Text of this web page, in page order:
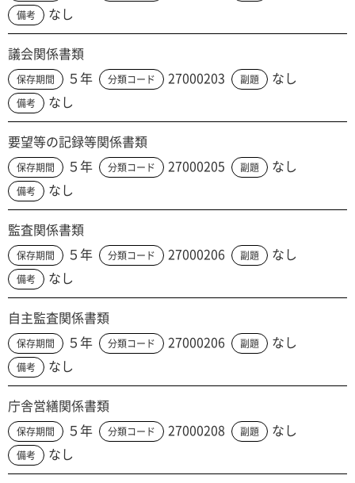
備考 なし
議会関係書類
保存期間 ５年 分類コード 27000203 副題 なし
備考 なし
要望等の記録等関係書類
保存期間 ５年 分類コード 27000205 副題 なし
備考 なし
監査関係書類
保存期間 ５年 分類コード 27000206 副題 なし
備考 なし
自主監査関係書類
保存期間 ５年 分類コード 27000206 副題 なし
備考 なし
庁舎営繕関係書類
保存期間 ５年 分類コード 27000208 副題 なし
備考 なし